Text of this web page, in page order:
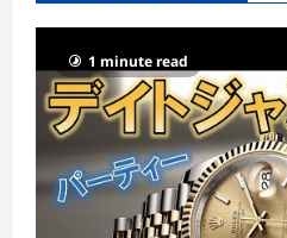
1 minute read